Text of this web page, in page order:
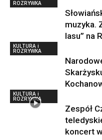
ROZRYWKA
muzyka.
lasu” na
KULTURA i
ROZRYWKA
KULTURA i
ROZRYWKA
Zespół
koncert